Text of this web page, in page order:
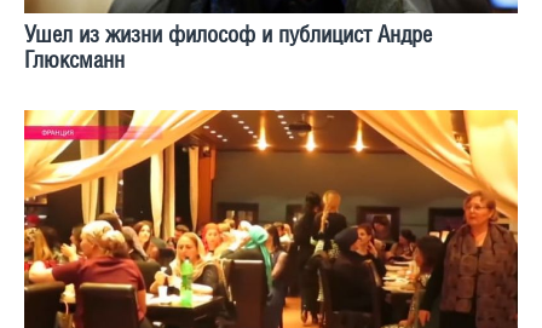
Ушел из жизни философ и публицист Андре
Глюксманн